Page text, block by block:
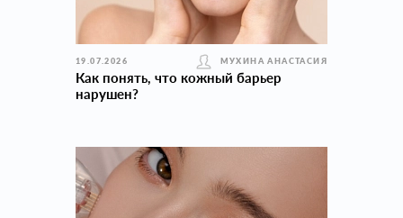
19.07.2026 МУХИНА АНАСТАСИЯ
Как понять, что кожный барьер
нарушен?